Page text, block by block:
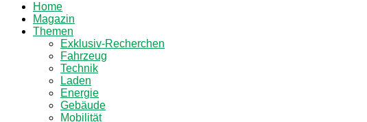
Home
Magazin
Themen
Exklusiv-Recherchen
Fahrzeug
Technik
Laden
Energie
Gebäude
Mobilität